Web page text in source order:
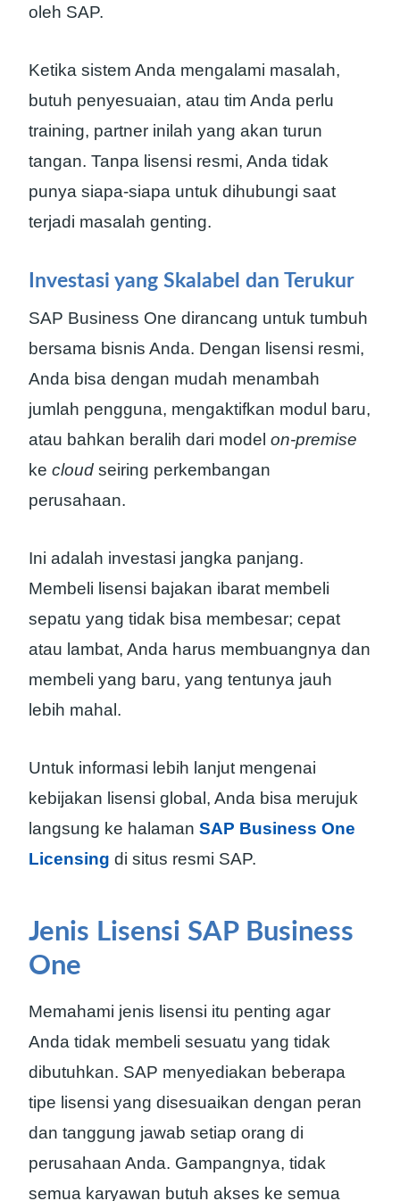
oleh SAP.
Ketika sistem Anda mengalami masalah,
butuh penyesuaian, atau tim Anda perlu
training, partner inilah yang akan turun
tangan. Tanpa lisensi resmi, Anda tidak
punya siapa-siapa untuk dihubungi saat
terjadi masalah genting.
Investasi yang Skalabel dan Terukur
SAP Business One dirancang untuk tumbuh
bersama bisnis Anda. Dengan lisensi resmi,
Anda bisa dengan mudah menambah
jumlah pengguna, mengaktifkan modul baru,
atau bahkan beralih dari model on-premise
ke cloud seiring perkembangan
perusahaan.
Ini adalah investasi jangka panjang.
Membeli lisensi bajakan ibarat membeli
sepatu yang tidak bisa membesar; cepat
atau lambat, Anda harus membuangnya dan
membeli yang baru, yang tentunya jauh
lebih mahal.
Untuk informasi lebih lanjut mengenai
kebijakan lisensi global, Anda bisa merujuk
langsung ke halaman SAP Business One
Licensing di situs resmi SAP.
Jenis Lisensi SAP Business
One
Memahami jenis lisensi itu penting agar
Anda tidak membeli sesuatu yang tidak
dibutuhkan. SAP menyediakan beberapa
tipe lisensi yang disesuaikan dengan peran
dan tanggung jawab setiap orang di
perusahaan Anda. Gampangnya, tidak
semua karyawan butuh akses ke semua